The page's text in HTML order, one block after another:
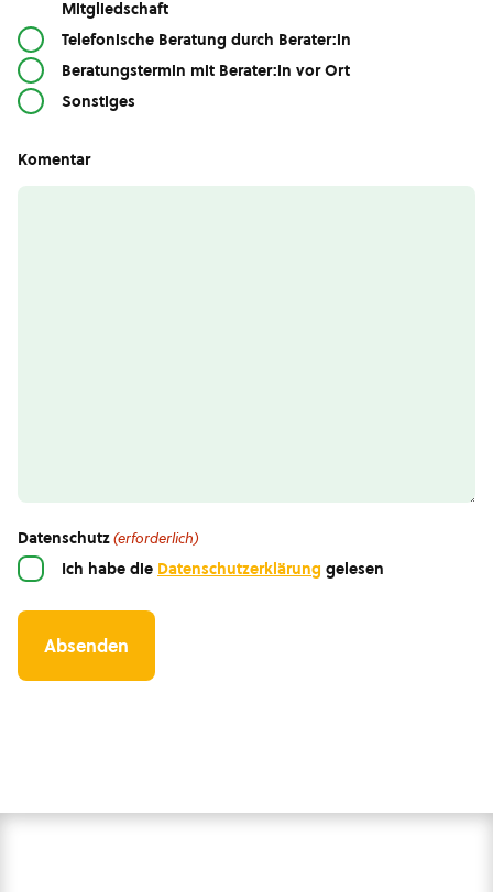
Mitgliedschaft
Telefonische Beratung durch Berater:in
Beratungstermin mit Berater:in vor Ort
Sonstiges
Komentar
Datenschutz(erforderlich)
Ich habe die Datenschutzerklärung gelesen